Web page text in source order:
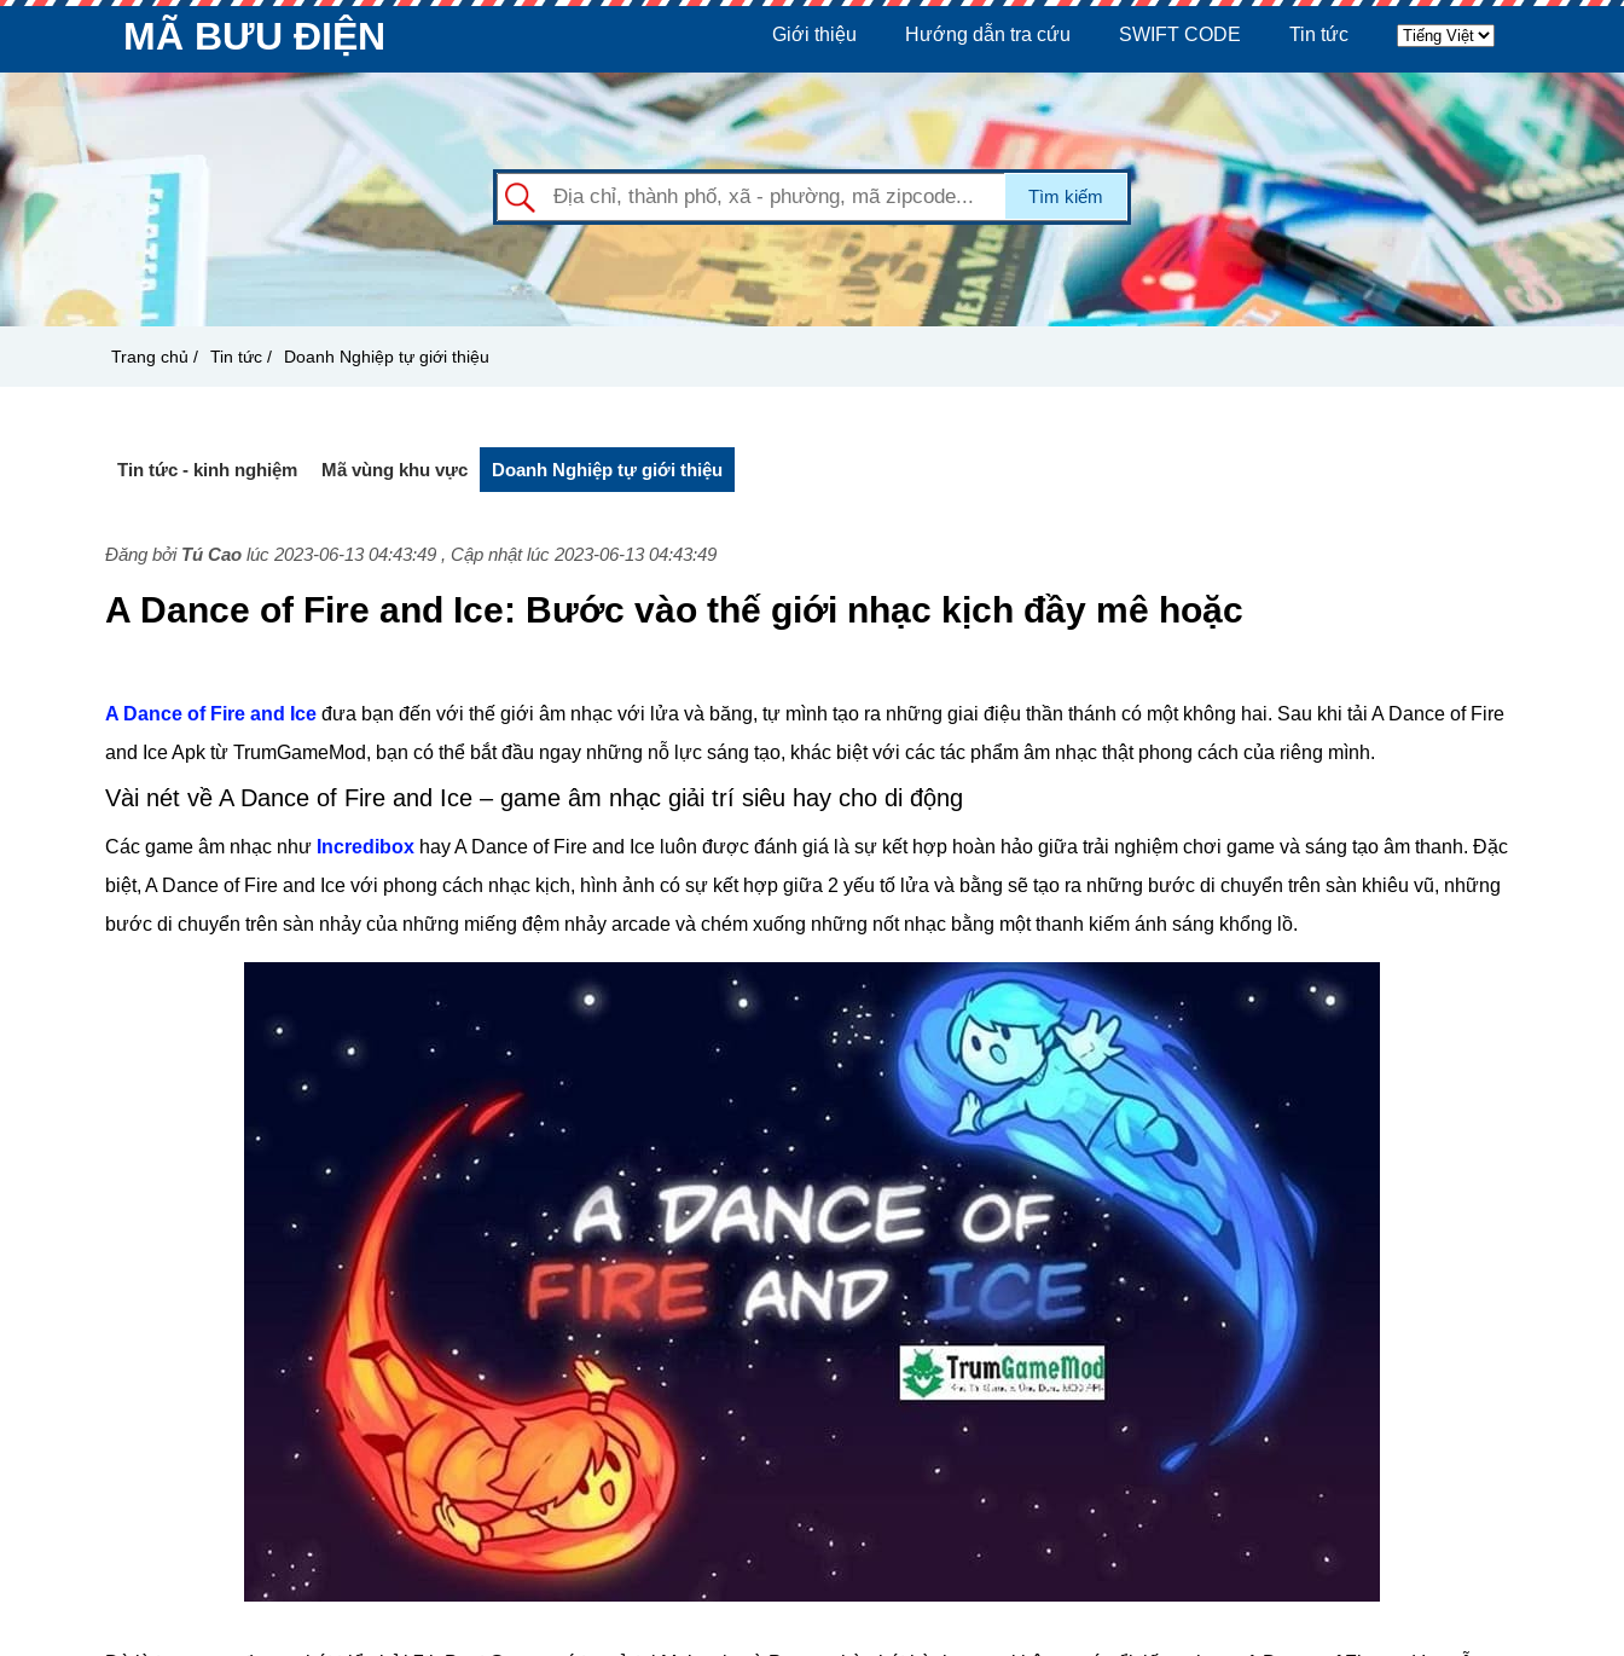
MÃ BƯU ĐIỆN Giới thiệu Hướng dẫn tra cứu SWIFT CODE Tin tức
Tìm kiếm
Trang chủ / Tin tức / Doanh Nghiệp tự giới thiệu
Tin tức - kinh nghiệm Mã vùng khu vực Doanh Nghiệp tự giới thiệu
Đăng bởi Tú Cao lúc 2023-06-13 04:43:49 , Cập nhật lúc 2023-06-13 04:43:49
A Dance of Fire and Ice: Bước vào thế giới nhạc kịch đầy mê hoặc
A Dance of Fire and Ice đưa bạn đến với thế giới âm nhạc với lửa và băng, tự mình tạo ra những giai điệu thần thánh có một không hai. Sau khi tải A Dance of Fire
and Ice Apk từ TrumGameMod, bạn có thể bắt đầu ngay những nỗ lực sáng tạo, khác biệt với các tác phẩm âm nhạc thật phong cách của riêng mình.
Vài nét về A Dance of Fire and Ice – game âm nhạc giải trí siêu hay cho di động
Các game âm nhạc như Incredibox hay A Dance of Fire and Ice luôn được đánh giá là sự kết hợp hoàn hảo giữa trải nghiệm chơi game và sáng tạo âm thanh. Đặc
biệt, A Dance of Fire and Ice với phong cách nhạc kịch, hình ảnh có sự kết hợp giữa 2 yếu tố lửa và bằng sẽ tạo ra những bước di chuyển trên sàn khiêu vũ, những
bước di chuyển trên sàn nhảy của những miếng đệm nhảy arcade và chém xuống những nốt nhạc bằng một thanh kiếm ánh sáng khổng lồ.